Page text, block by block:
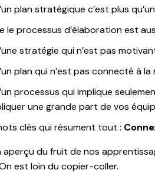
plan stratégique c’est plus
le processus d’élaboration est
stratégie qui n’est pas
plan qui n’est pas connecté à
processus qui implique
une grande part de vos
clés qui résument tout :
aperçu du fruit de nos
est loin du copier-coller.